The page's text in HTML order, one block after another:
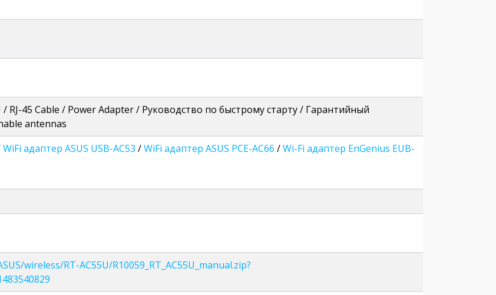
/ RJ-45 Cable / Power Adapter / Руководство по быстрому старту / Гарантийный
antennas
WiFi адаптер ASUS USB-AC53 /WiFi адаптер ASUS PCE-AC66 /Wi-Fi адаптер EnGenius EUB-
wireless/RT-AC55U/R10059_RT_AC55U_manual.zip?